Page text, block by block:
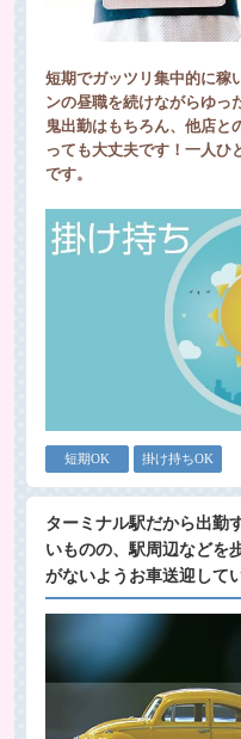
短期でガッツリ集中的に稼
ンの昼職を続けながらゆっ
鬼出勤はもちろん、他店と
っても大丈夫です！一人ひ
です。
短期OK 掛け持ちOK
ターミナル駅だから出勤
いものの、駅周辺などを
がないようお車送迎して